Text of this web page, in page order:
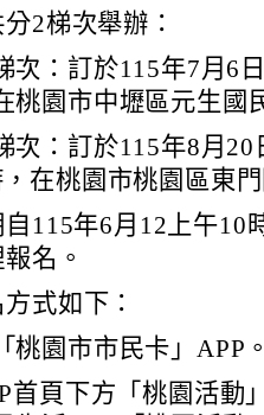
2梯次舉辦：
次：訂於115年7月6
桃園市中壢區元生國
次：訂於115年8月
在桃園市桃園區東
115年6月12上午10
名。
式如下：
桃園市市民卡」APP
首頁下方「桃園活動